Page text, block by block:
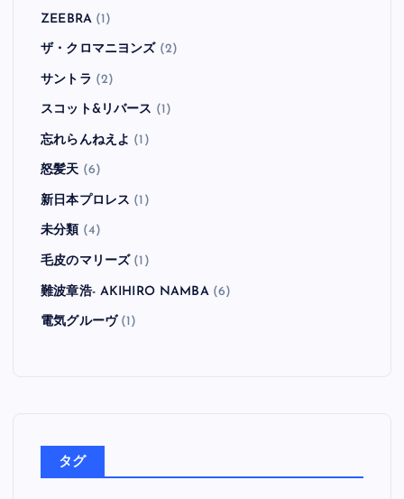
ZEEBRA(1)
ザ・クロマニヨンズ (2)
サントラ (2)
スコット&リバース (1)
忘れらんねえよ (1)
怒髪天 (6)
新日本プロレス (1)
未分類 (4)
毛皮のマリーズ (1)
難波章浩- AKIHIRO NAMBA(6)
電気グルーヴ(1)
タグ